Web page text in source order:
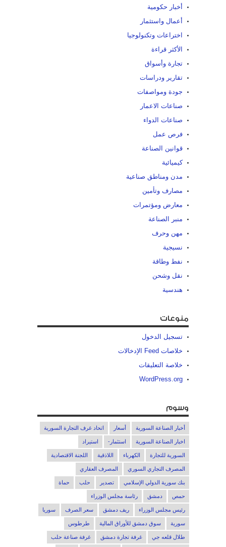
أخبار حكومية
أعمال واستثمار
اختراعات وتكنولوجيا
الأكثر قراءة
تجارة وأسواق
تقارير ودراسات
جودة ومواصفات
صناعات الاعمار
صناعات الدواء
فرص عمل
قوانين الصناعة
كيميائية
مدن ومناطق صناعية
مصارف وتأمين
معارض ومؤتمرات
منبر الصناعة
مهن وحرف
نسيجية
نفط وطاقة
نقل وشحن
هندسية
منوعات
تسجيل الدخول
خلاصات Feed الإدخالات
خلاصة التعليقات
WordPress.org
وسوم
أخبار الصناعة السورية أسعار اتحاد غرف التجارة السورية
اخبار الصناعة السورية استثمار- استيراد
السورية للتجارة الكهرباء اللاذقية اللجنة الاقتصادية
المصرف التجاري السوري المصرف العقاري
بنك سورية الدولي الإسلامي تصدير حلب حماة
حمص دمشق رئاسة مجلس الوزراء
رئيس مجلس الوزراء ريف دمشق سعر الصرف سوريا
سورية سوق دمشق للأوراق المالية طرطوس
طلال قلعه جي غرفة تجارة دمشق غرفة صناعة حلب